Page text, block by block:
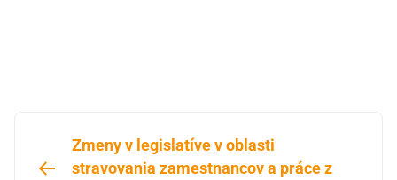
Zmeny v legislatíve v oblasti
stravovania zamestnancov a práce z